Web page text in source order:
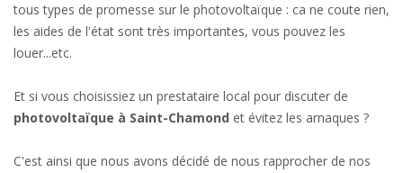
tous types de promesse sur le photovoltaïque : ca ne coute rien,
les aides de l'état sont très importantes, vous pouvez les
louer...etc.
Et si vous choisissiez un prestataire local pour discuter de
photovoltaïque à Saint-Chamond et évitez les arnaques ?
C'est ainsi que nous avons décidé de nous rapprocher de nos